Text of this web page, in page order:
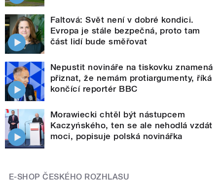
Faltová: Svět není v dobré kondici.
Evropa je stále bezpečná, proto tam
část lidí bude směřovat
Nepustit novináře na tiskovku znamená
přiznat, že nemám protiargumenty, říká
končící reportér BBC
Morawiecki chtěl být nástupcem
Kaczyńského, ten se ale nehodlá vzdát
moci, popisuje polská novinářka
E-SHOP ČESKÉHO ROZHLASU